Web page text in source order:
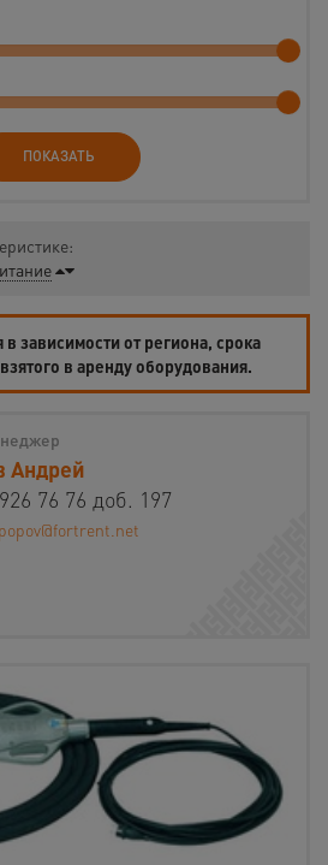
ПОКАЗАТЬ
зависимости от региона, срока
в аренду оборудования.
Андрей
76 76 доб. 197